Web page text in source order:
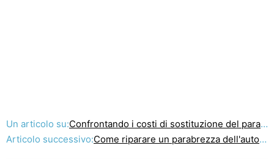
Un articolo su:Confrontando i costi di sostituzione del parabrezza
Articolo successivo:Come riparare un parabrezza dell'automobile